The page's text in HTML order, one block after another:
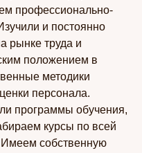
профессионально-
и постоянно
рынке труда и
положением в
методики
персонала.
программы обучения,
курсы по всей
Имеем собственную